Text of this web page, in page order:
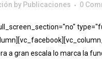
by Publicaciones 0
a gran escala lo marca la